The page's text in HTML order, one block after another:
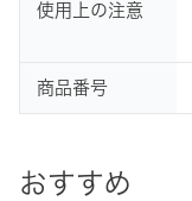
おすすめ
使用上の注意
商品番号